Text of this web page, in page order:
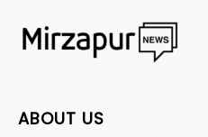
ABOUT US